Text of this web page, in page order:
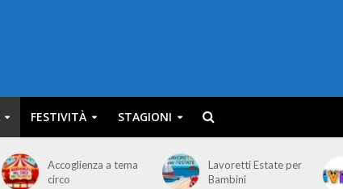
FESTIVITÀ STAGIONI
Accoglienza a tema
circo
Lavoretti Estate per
Bambini